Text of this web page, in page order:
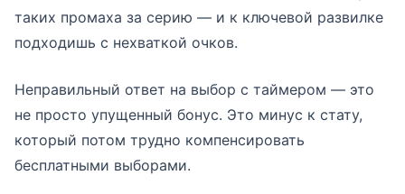
таких промаха за серию — и к ключевой развилке
подходишь с нехваткой очков.
Неправильный ответ на выбор с таймером — это
не просто упущенный бонус. Это минус к стату,
который потом трудно компенсировать
бесплатными выборами.